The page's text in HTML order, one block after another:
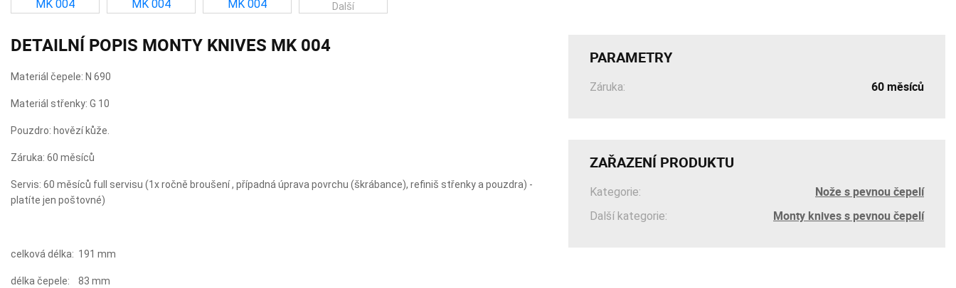
Další
DETAILNÍ POPIS MONTY KNIVES MK 004
Materiál čepele: N 690
Materiál střenky: G 10
Pouzdro: hovězí kůže.
Záruka: 60 měsíců
Servis: 60 měsíců full servisu (1x ročně broušení , případná úprava povrchu (škrábance), refiniš střenky a pouzdra) -
platíte jen poštovné)
celková délka: 191 mm
délka čepele: 83 mm
PARAMETRY
Záruka: 60 měsíců
ZAŘAZENÍ PRODUKTU
Kategorie: Nože s pevnou čepelí
Další kategorie: Monty knives s pevnou čepelí